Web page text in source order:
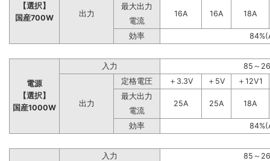
【選択】
国産700W
出力
最大出力
16A
16A
18A
電流
効率
電源
【選択】
国産1000W
入力 85～
出力
定格電圧 ＋3.3V ＋5V
＋12V1
最大出力
25A
25A
18A
電流
効率
入力 85～